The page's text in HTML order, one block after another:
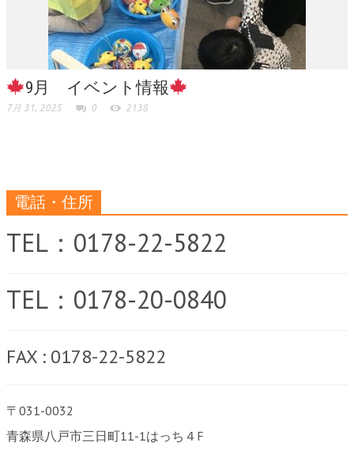
9月 イベント情報
7月 31, 2025 0 2138
電話・住所
TEL：0178-22-5822
TEL：0178-20-0840
FAX : 0178-22-5822
〒031-0032
青森県八戸市三日町11-1はっち４F